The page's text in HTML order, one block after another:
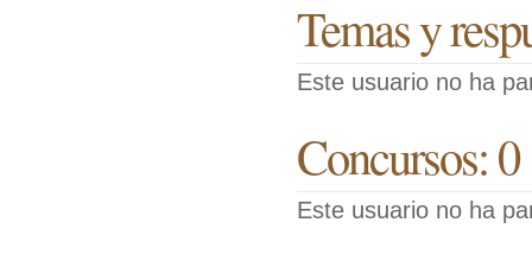
Temas y
Este usuario no ha
Concursos: 0
Este usuario no ha